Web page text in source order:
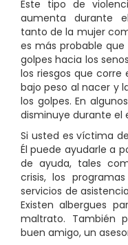
Este tipo de
aumenta durante
tanto de la mujer
es más probable
golpes hacia los
los riesgos que
bajo peso al nacer y
los golpes. En
disminuye durante el
Si usted es víctima
Él puede ayudarle a
de ayuda, tales
crisis, los
servicios de
Existen albergues
maltrato. También
buen amigo, un